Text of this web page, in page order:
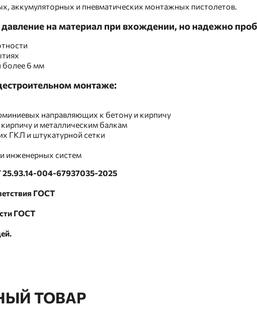
аккумуляторных и пневматических монтажных пистолетов.
на материал при вхождении, но надежно
более 6 мм
монтаже:
направляющих к бетону и кирпичу
и металлическим балкам
ГКЛ и штукатурной сетки
инженерных систем
25.93.14-004-67937035-2025
ГОСТ
ГОСТ
ТОВАР